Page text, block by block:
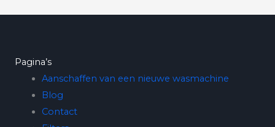
Pagina’s
Aanschaffen van een nieuwe wasmachine
Blog
Contact